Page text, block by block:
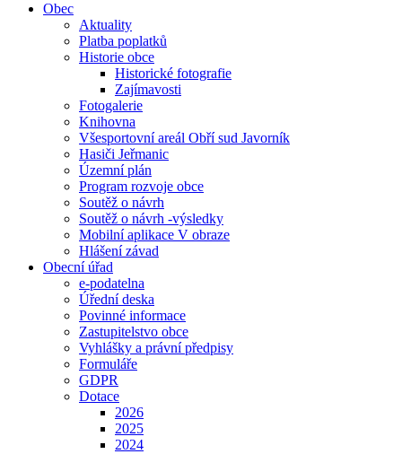
Obec
Aktuality
Platba poplatků
Historie obce
Historické fotografie
Zajímavosti
Fotogalerie
Knihovna
Všesportovní areál Obří sud Javorník
Hasiči Jeřmanic
Územní plán
Program rozvoje obce
Soutěž o návrh
Soutěž o návrh -výsledky
Mobilní aplikace V obraze
Hlášení závad
Obecní úřad
e-podatelna
Úřední deska
Povinné informace
Zastupitelstvo obce
Vyhlášky a právní předpisy
Formuláře
GDPR
Dotace
2026
2025
2024